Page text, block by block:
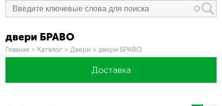
двери БРАВО
Вы здесь
Главная > Каталог > Двери > двери БРАВО
Доставка